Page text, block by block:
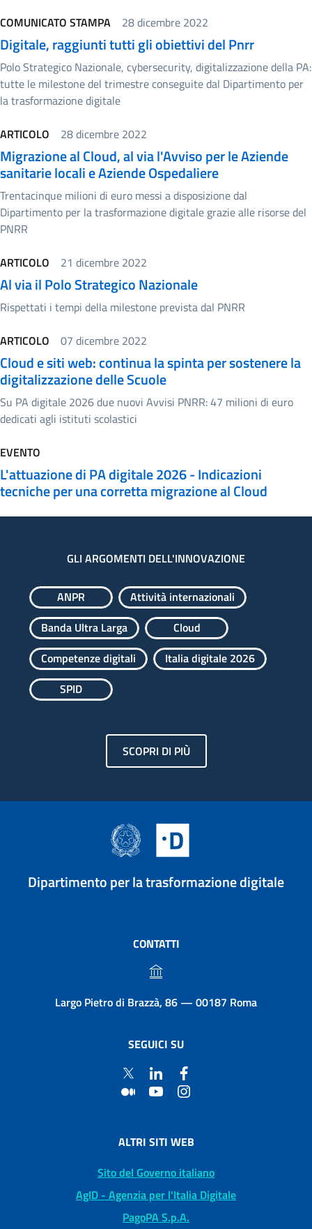
COMUNICATO STAMPA
28 dicembre 2022
Digitale, raggiunti tutti gli obiettivi del Pnrr
Polo Strategico Nazionale, cybersecurity, digitalizzazione della PA:
tutte le milestone del trimestre conseguite dal Dipartimento per
la trasformazione digitale
ARTICOLO
28 dicembre 2022
Migrazione al Cloud, al via l'Avviso per le Aziende
sanitarie locali e Aziende Ospedaliere
Trentacinque milioni di euro messi a disposizione dal
Dipartimento per la trasformazione digitale grazie alle risorse del
PNRR
ARTICOLO
21 dicembre 2022
Al via il Polo Strategico Nazionale
Rispettati i tempi della milestone prevista dal PNRR
ARTICOLO
07 dicembre 2022
Cloud e siti web: continua la spinta per sostenere la
digitalizzazione delle Scuole
Su PA digitale 2026 due nuovi Avvisi PNRR: 47 milioni di euro
dedicati agli istituti scolastici
EVENTO
L'attuazione di PA digitale 2026 - Indicazioni
tecniche per una corretta migrazione al Cloud
GLI ARGOMENTI DELL'INNOVAZIONE
ANPR
Attività internazionali
Banda Ultra Larga
Cloud
Competenze digitali
Italia digitale 2026
SPID
SCOPRI DI PIÙ
Dipartimento per la trasformazione digitale
CONTATTI
Largo Pietro di Brazzà, 86 — 00187 Roma
SEGUICI SU
ALTRI SITI WEB
Sito del Governo italiano
AgID - Agenzia per l'Italia Digitale
PagoPA S.p.A.